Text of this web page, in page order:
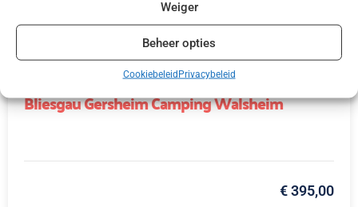
Weiger
Beheer opties
CookiebeleidPrivacybeleid
Bliesgau Gersheim Camping Walsheim
€ 395,00